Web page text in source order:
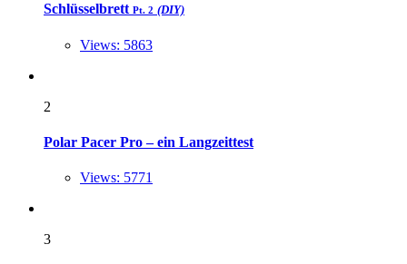
Schlüsselbrett Pt. 2 (DIY)
Views: 5863
2
Polar Pacer Pro – ein Langzeittest
Views: 5771
3